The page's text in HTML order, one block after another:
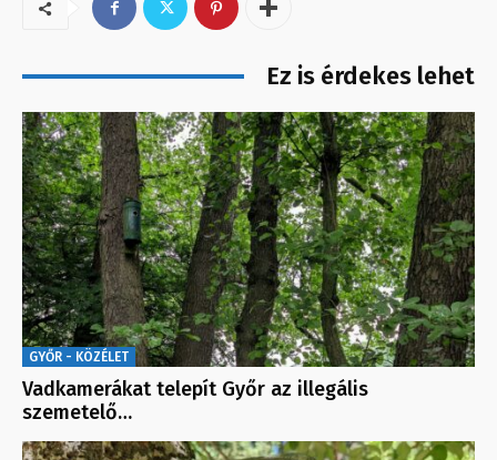
Ez is érdekes lehet
GYŐR - KÖZÉLET
Vadkamerákat telepít Győr az illegális
szemetelő…